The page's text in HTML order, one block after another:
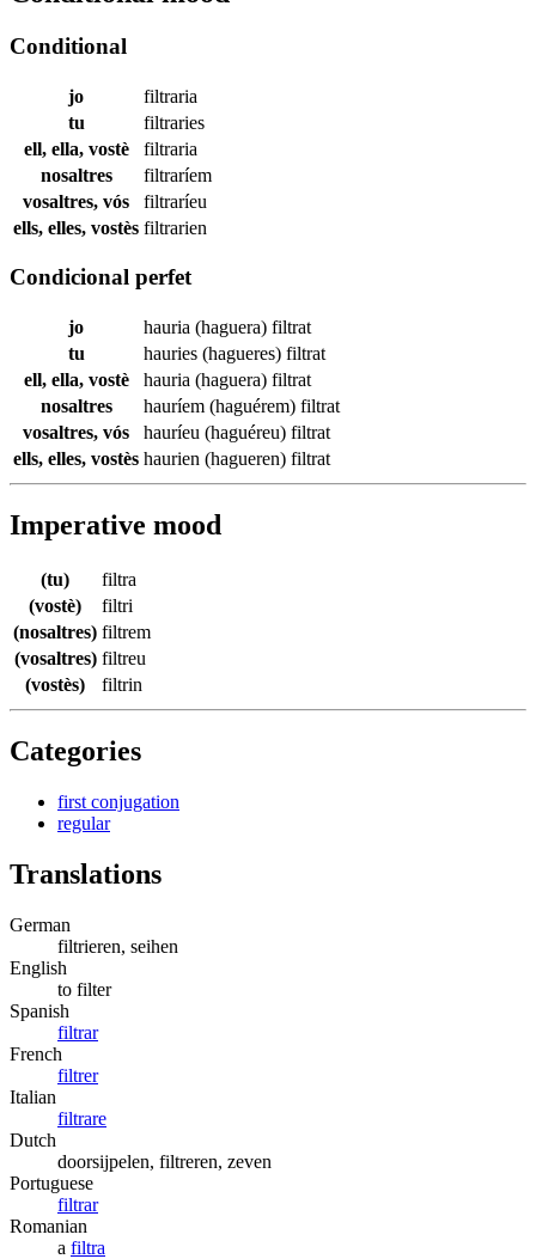
Conditional
jo
filtraria
tu
filtraries
ell, ella, vostè
filtraria
nosaltres
filtraríem
vosaltres, vós
filtraríeu
ells, elles, vostès filtrarien
Condicional perfet
jo hauria (haguera) filtrat
tu
hauries (hagueres) filtrat
ell, ella, vostè
hauria (haguera) filtrat
nosaltres
hauríem (haguérem) filtrat
vosaltres, vós
hauríeu (haguéreu) filtrat
ells, elles, vostès haurien (hagueren) filtrat
Imperative mood
(tu)
filtra
(vostè)
filtri
(nosaltres) filtrem
(vosaltres) filtreu
(vostès)
filtrin
Categories
first conjugation
regular
Translations
German
filtrieren, seihen
English
to filter
Spanish
filtrar
French
filtrer
Italian
filtrare
Dutch
doorsijpelen, filtreren, zeven
Portuguese
filtrar
Romanian
a filtra